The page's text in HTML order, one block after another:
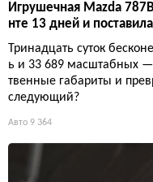
Игрушечная Mazda
нте 13 дней и
Тринадцать суток
ь и 33 689 масштабных
твенные габариты и
следующий?
Авто 9 364